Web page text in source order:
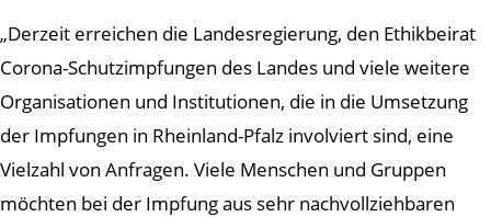
„Derzeit erreichen die Landesregierung, den Ethikbeirat
Corona-Schutzimpfungen des Landes und viele weitere
Organisationen und Institutionen, die in die Umsetzung
der Impfungen in Rheinland-Pfalz involviert sind, eine
Vielzahl von Anfragen. Viele Menschen und Gruppen
möchten bei der Impfung aus sehr nachvollziehbaren